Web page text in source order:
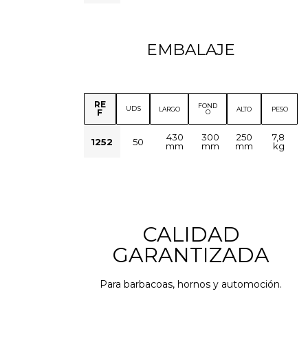
EMBALAJE
RE
F
UDS LARGO
FOND
O
ALTO PESO
1252 50
430
mm
300
mm
250
mm
7,8
kg
CALIDAD
GARANTIZADA
Para barbacoas, hornos y automoción.